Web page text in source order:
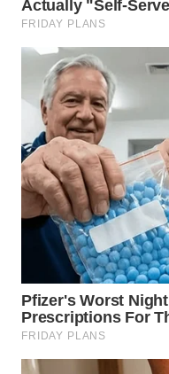
KARAWANG
WN
BEKASI
WN
BOGOR
WN
DEPOK
WN
TAPANULI
UTARA